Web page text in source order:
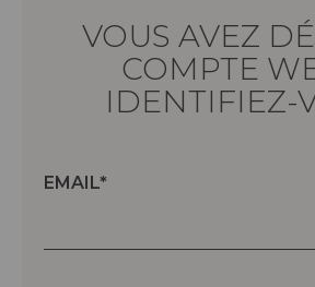
VOUS AVEZ
COMPTE
IDENTIFIEZ-
EMAIL